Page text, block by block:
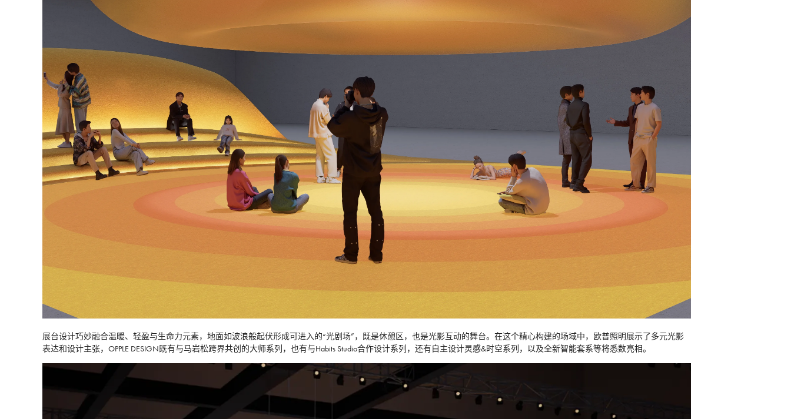
展台设计巧妙融合温暖、轻盈与生命力元素，地面如波浪般起伏形成可进入的“光剧场”，既是休憩区，也是光影互动的舞台。在这个精心构建的场域中，欧普照明展示了多元光影
表达和设计主张，OPPLE DESIGN既有与马岩松跨界共创的大师系列，也有与Habits Studio合作设计系列，还有自主设计灵感&时空系列，以及全新智能套系等将悉数亮相。